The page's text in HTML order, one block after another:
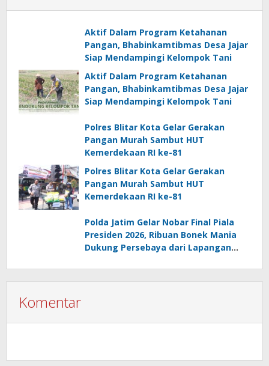
Aktif Dalam Program Ketahanan
Pangan, Bhabinkamtibmas Desa Jajar
Siap Mendampingi Kelompok Tani
Aktif Dalam Program Ketahanan
Pangan, Bhabinkamtibmas Desa Jajar
Siap Mendampingi Kelompok Tani
Polres Blitar Kota Gelar Gerakan
Pangan Murah Sambut HUT
Kemerdekaan RI ke-81
Polres Blitar Kota Gelar Gerakan
Pangan Murah Sambut HUT
Kemerdekaan RI ke-81
Polda Jatim Gelar Nobar Final Piala
Presiden 2026, Ribuan Bonek Mania
Dukung Persebaya dari Lapangan
Komentar